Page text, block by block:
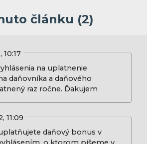
článku (2)
10:17
na uplatnenie
daňovníka a daňového
raz ročne. Ďakujem
11:09
daňový bonus v